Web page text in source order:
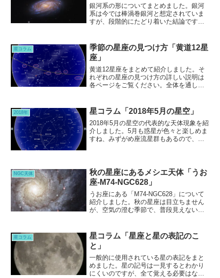
銀河系の形についてまとめました。銀河
系は今では棒渦巻銀河と想定されていま
すが、段階的にたどり着いた結論です。
らしか見えない銀河を想定するのは大変
なことなのです。
星コラム
季節の星座の見つけ方「黄道12星
座」
黄道12星座をまとめて紹介しました。そ
れぞれの星座の見つけ方の詳しい説明は
各ページをご覧ください。全体を通して
2018年 星コラム「2018年5月の星空」
2018年5月の星空の代表的な天体現象を紹
介しました。5月も惑星が色々と楽しめま
すね、みずがめ座流星群もあるので、ぜ
NGC天体
秋の星座にあるメシエ天体「うお
座-M74-NGC628」
うお座にある「M74-NGC628」について
紹介しました。秋の星座は目立ちません
が、空気の澄む季節で、普段見えない星
順位を競う天体ですが、機会があれば、
大きな望遠鏡のある施設で見てくださ
い。
星コラム
星コラム「星座と星の表記のこ
と」
一般的に使用されている星の表記をまと
めました。星の記号は一見するとわかり
にくいのですが、全て覚える必要はない